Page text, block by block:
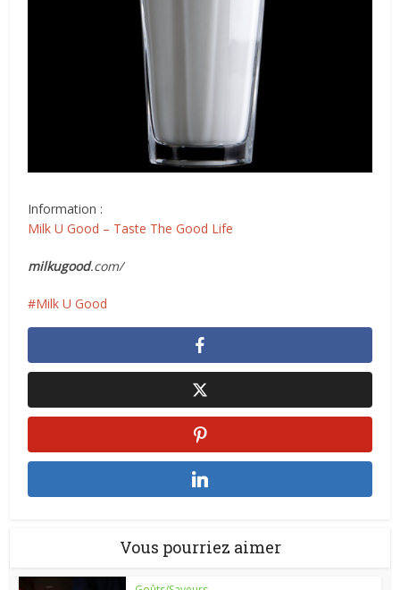
Information :
Milk U Good – Taste The Good Life
milkugood.com/
Milk U Good
Vous pourriez aimer